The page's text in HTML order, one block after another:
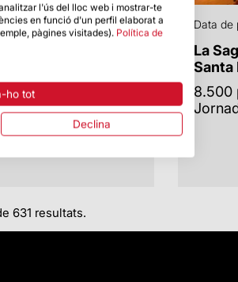
15/02/24
l’inici de la
Data de
La
Santa
8.500
631 resultats.
l'ús del lloc web i mostrar-te
en funció d'un perfil elaborat a
pàgines visitades). Política de
ho tot
Declina